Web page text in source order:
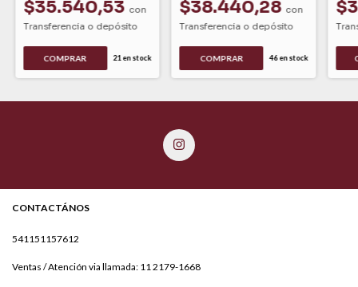
$35.540,53 con
Transferencia o depósito
21 en stock
$38.440,28 con
Transferencia o depósito
COMPRAR 46en stock
CONTACTÁNOS
541151157612
Ventas / Atención via llamada: 11 2179-1668